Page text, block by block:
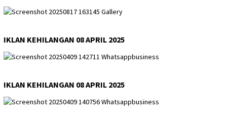
IKLAN KEHILANGAN 08 APRIL 2025
IKLAN KEHILANGAN 08 APRIL 2025